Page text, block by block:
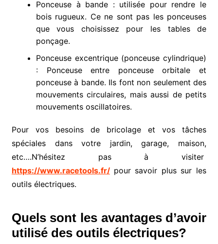
Ponceuse à bande : utilisée pour rendre le
bois rugueux. Ce ne sont pas les ponceuses
que vous choisissez pour les tables de
ponçage.
Ponceuse excentrique (ponceuse cylindrique)
: Ponceuse entre ponceuse orbitale et
ponceuse à bande. Ils font non seulement des
mouvements circulaires, mais aussi de petits
mouvements oscillatoires.
Pour vos besoins de bricolage et vos tâches
spéciales dans votre jardin, garage, maison,
etc….N’hésitez pas à visiter
https://www.racetools.fr/ pour savoir plus sur les
outils électriques.
Quels sont les avantages d’avoir
utilisé des outils électriques?